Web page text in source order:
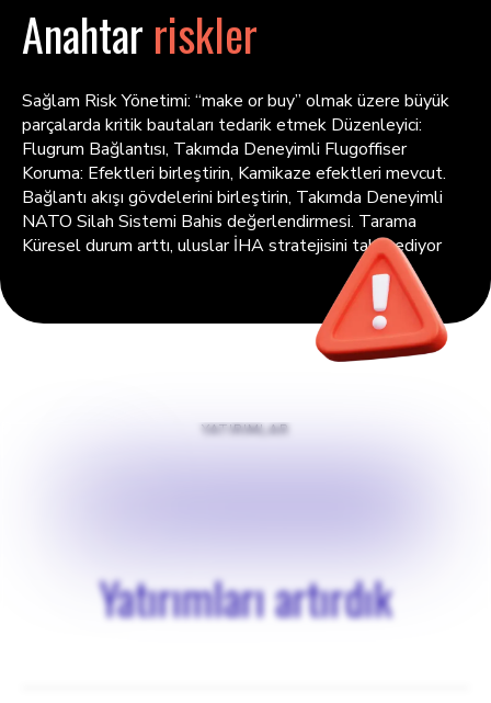
Anahtar riskler
Sağlam Risk Yönetimi: “make or buy” olmak üzere büyük
parçalarda kritik bautaları tedarik etmek Düzenleyici:
Flugrum Bağlantısı, Takımda Deneyimli Flugoffiser
Koruma: Efektleri birleştirin, Kamikaze efektleri mevcut.
Bağlantı akışı gövdelerini birleştirin, Takımda Deneyimli
NATO Silah Sistemi Bahis değerlendirmesi. Tarama
Küresel durum arttı, uluslar İHA stratejisini takip ediyor
YATIRIMLAR
Yatırımları artırdık